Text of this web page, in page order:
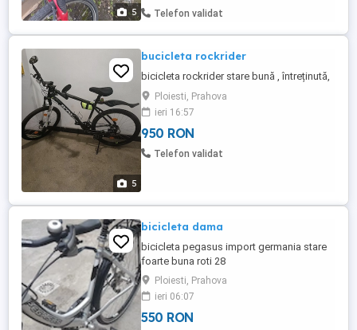
5
funcționale.bicicleta in stare ...
Telefon validat
5
bucicleta rockrider
bicicleta rockrider stare bună , întreținută,
Ploiesti, Prahova
ieri 16:57
950 RON
Telefon validat
bicicleta dama
bicicleta pegasus import germania stare
foarte buna roti 28
Ploiesti, Prahova
ieri 06:07
550 RON